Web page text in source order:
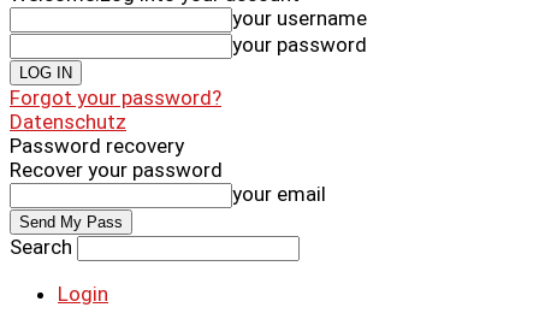
your username
your password
Forgot your password?
Datenschutz
Password recovery
Recover your password
your email
Search
Login